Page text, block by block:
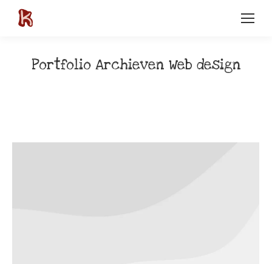
Portfolio Archieven Web design